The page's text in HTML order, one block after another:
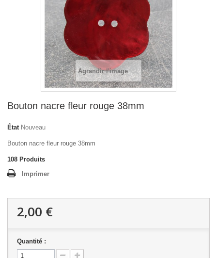
Agrandir l'image
Bouton nacre fleur rouge 38mm
État Nouveau
Bouton nacre fleur rouge 38mm
108 Produits
Imprimer
2,00 €
Quantité :